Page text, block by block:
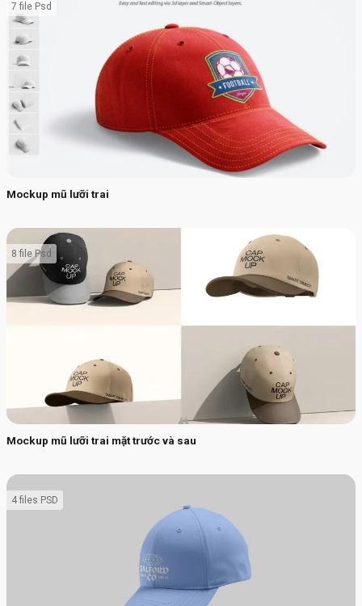
Mockup mũ lưỡi trai
7 file Psd
Mockup mũ lưỡi trai mặt trước và sau
8 file Psd
4 files PSD